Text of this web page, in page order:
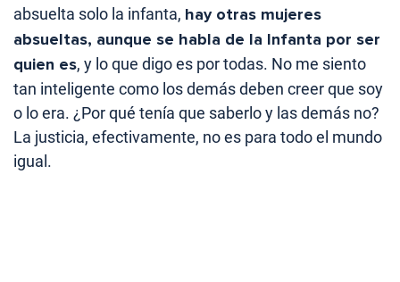
absuelta solo la infanta, hay otras mujeres
absueltas, aunque se habla de la Infanta por ser
quien es, y lo que digo es por todas. No me siento
tan inteligente como los demás deben creer que soy
o lo era. ¿Por qué tenía que saberlo y las demás no?
La justicia, efectivamente, no es para todo el mundo
igual.